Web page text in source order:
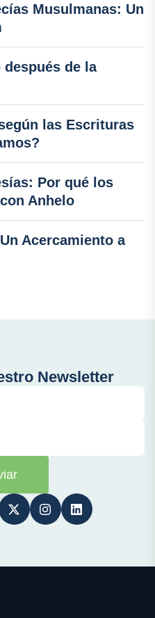
Musulmanas: Un
después de la
las Escrituras
Por qué los
Anhelo
Acercamiento a
Newsletter